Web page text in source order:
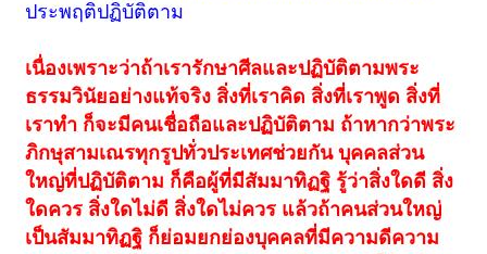
ประพฤติปฏิบัติตาม
เนื่องเพราะว่าถ้าเรารักษาศีลและปฏิบัติตามพระ
ธรรมวินัยอย่างแท้จริง สิ่งที่เราคิด สิ่งที่เราพูด สิ่งที่
เราทำ ก็จะมีคนเชื่อถือและปฏิบัติตาม ถ้าหากว่าพระ
ภิกษุสามเณรทุกรูปทั่วประเทศช่วยกัน บุคคลส่วน
ใหญ่ที่ปฏิบัติตาม ก็คือผู้ที่มีสัมมาทิฏฐิ รู้ว่าสิ่งใดดี สิ่ง
ใดควร สิ่งใดไม่ดี สิ่งใดไม่ควร แล้วถ้าคนส่วนใหญ่
เป็นสัมมาทิฏฐิ ก็ย่อมยกย่องบุคคลที่มีความดีความ